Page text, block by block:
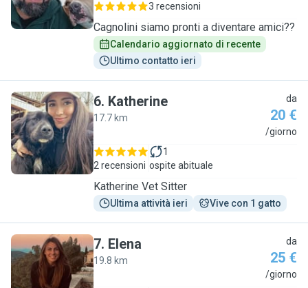
3 recensioni
Cagnolini siamo pronti a diventare amici??
Calendario aggiornato di recente
Ultimo contatto ieri
K
6. Katherine
17.7 km
da
20 €
/giorno
2 recensioni
1
ospite abituale
Katherine Vet Sitter
Ultima attività ieri Vive con 1 gatto
E
7. Elena
19.8 km
da
25 €
/giorno